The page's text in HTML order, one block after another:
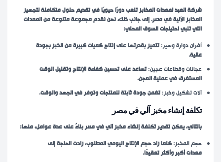
شركة العبد لمعدات المخابز تلعب دورًا حيويًا في تقديم حلول متكاملة لتجهيز
المخابز الآلية في مصر. إلى جانب ذلك، نحن نقدم مجموعة متنوعة من المعدات
التي تلبي احتياجات السوق المحلي:
أفران دوارة وسير:تتميز بقدرتها على إنتاج كميات كبيرة من الخبز بجودة
عالية.
عجانات وقطاعات عجين:تساعد على تحسين كفاءة الإنتاج وتقليل الوقت
المستغرق في عملية العجن.
آلات تشكيل وخبز:تضمن جودة ثابتة للمنتجات وتوفر في الجهد والوقت.
تكلفة إنشاء مخبز آلي في مصر
بالتالي، يمكن تقدير تكلفة إنشاء مخبز آلي في مصر بناءً على عدة عوامل، منها:
حجم المخبز:كلما زاد حجم الإنتاج اليومي المطلوب، زادت الحاجة إلى
معدات أكبر وأكثر تعقيدًا.